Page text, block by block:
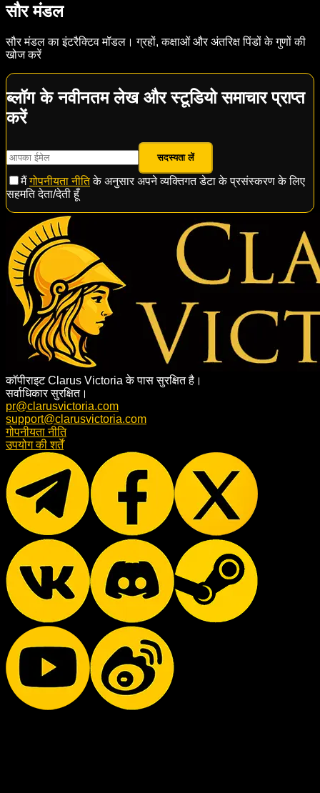
सौर मंडल
सौर मंडल का इंटरैक्टिव मॉडल। ग्रहों, कक्षाओं और अंतरिक्ष पिंडों के गुणों की
खोज करें
ब्लॉग के नवीनतम लेख और स्टूडियो समाचार प्राप्त
करें
सदस्यता लें
मैंगोपनीयता नीतिके अनुसार अपने व्यक्तिगत डेटा के प्रसंस्करण के लिए
सहमति देता/देती हूँ
कॉपीराइट Clarus Victoria के पास सुरक्षित है।
सर्वाधिकार सुरक्षित।
pr@clarusvictoria.com
support@clarusvictoria.com
गोपनीयता नीति
उपयोग की शर्तें